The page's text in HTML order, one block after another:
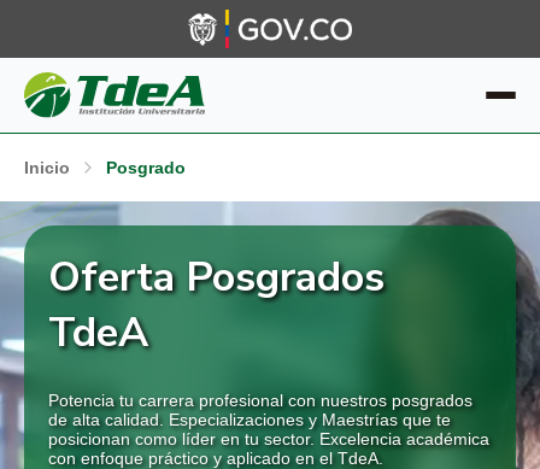
Inicio Posgrado
Oferta Posgrados
TdeA
Potencia tu carrera profesional con nuestros posgrados
de alta calidad. Especializaciones y Maestrías que te
posicionan como líder en tu sector. Excelencia académica
con enfoque práctico y aplicado en el TdeA.